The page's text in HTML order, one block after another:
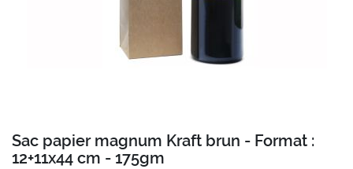
Anfang
der
Sac papier magnum Kraft brun - Format :
12+11x44 cm - 175gm